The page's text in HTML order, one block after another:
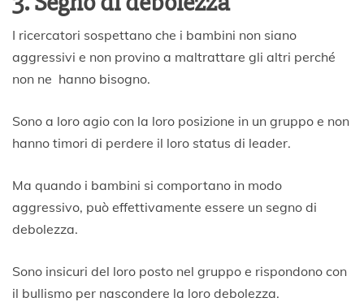
I ricercatori sospettano che i bambini non siano
aggressivi e non provino a maltrattare gli altri perché
non ne hanno bisogno.
Sono a loro agio con la loro posizione in un gruppo e non
hanno timori di perdere il loro status di leader.
Ma quando i bambini si comportano in modo
aggressivo, può effettivamente essere un segno di
debolezza.
Sono insicuri del loro posto nel gruppo e rispondono con
il bullismo per nascondere la loro debolezza.